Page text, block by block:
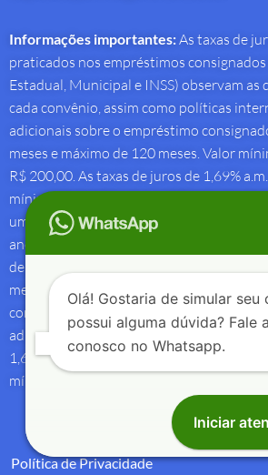
Informações importantes:As taxas de
praticados nos empréstimos
Estadual, Municipal e INSS) observam as
cada convênio, assim como políticas
adicionais sobre o empréstimo
meses e máximo de 120 meses. Valor
R$ 200,00. As taxas de juros de 1,69%
mínimo de 1,69% a.m e o CET máximo de
um empréstimo consignado de R$
anos (84 meses) – 84 parcelas mensais de
de juros de 1,69% a.m. e CET de 22,23%
mencionados são simulações, podendo
condições no momento da contratação.
adicionais sobre antecipação saque-
1,69% a.m e Custo Efetivo Total máximo de
mínimo de 1,88% a.m.
Política de Privacidade
Olá! Gostaria de simular seu
possui alguma dúvida? Fale
conosco no Whatsapp.
Iniciar